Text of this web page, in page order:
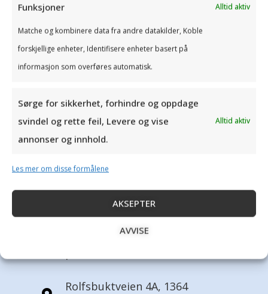
Funksjoner Alltid aktiv
Matche og kombinere data fra andre datakilder, Koble
forskjellige enheter, Identifisere enheter basert på
informasjon som overføres automatisk.
Sørge for sikkerhet, forhindre og oppdage
svindel og rette feil, Levere og vise
annonser og innhold.
Alltid aktiv
Les mer om disse formålene
AKSEPTER
AVVISE
For å kunne svare på din henvendelse
trenger vi ditt samtykke til å lagre og
Jeg tillater Tandem å lagre og behandle
persondata i vårpersonvernerklæring
+47 671 15 800
Rolfsbuktveien 4A, 1364